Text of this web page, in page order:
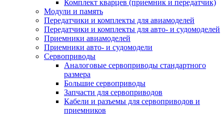
Комплект кварцев (приемник и передатчик)
Модули и память
Передатчики и комплекты для авиамоделей
Передатчики и комплекты для авто- и судомоделей
Приемники авиамоделей
Приемники авто- и судомодели
Сервоприводы
Аналоговые сервоприводы стандартного
размера
Большие сервоприводы
Запчасти для сервоприводов
Кабели и разъемы для сервоприводов и
приемников